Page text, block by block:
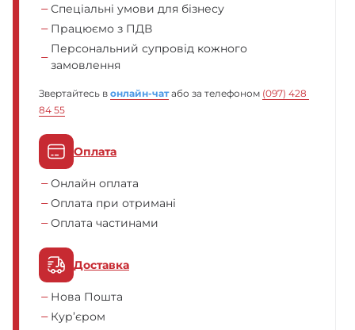
Спеціальні умови для бізнесу
Працюємо з ПДВ
Персональний супровід кожного
замовлення
Звертайтесь в онлайн-чат або за телефоном (097) 428
84 55
Оплата
Онлайн оплата
Оплата при отримані
Оплата частинами
Доставка
Нова Пошта
Кур’єром